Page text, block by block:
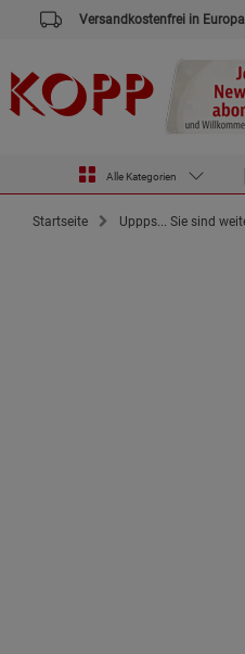
Versandkostenfrei in Europa
Alle Kategorien
Startseite Uppps... Sie sind